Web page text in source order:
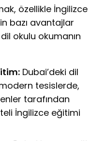
özellikle İngilizce
bazı avantajlar
okulu okumanın
Dubai’deki dil
tesislerde,
tarafından
İngilizce eğitimi